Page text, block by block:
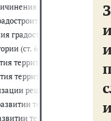
вреда жизни или
градостроительной
(ст. 64 - 71)
территории
территории
решения о
территории
территории